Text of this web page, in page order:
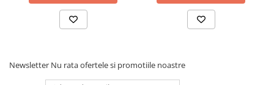
umflare ușoara, astfel încât sa poți pregati rapid spațiul pentru
Balonul se livreaza neumflat.
Newsletter Nu rata ofertele si promotiile noastre